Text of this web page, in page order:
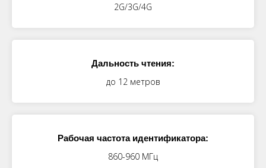
2G/3G/4G
Дальность чтения:
до 12 метров
Рабочая частота идентификатора:
860-960 МГц